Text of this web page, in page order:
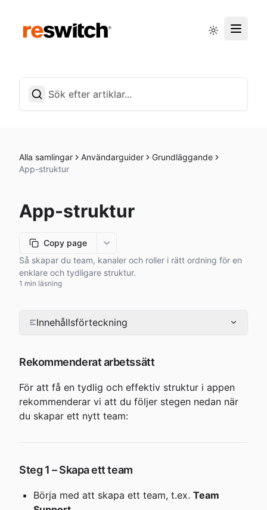
Svenska
Alla samlingar Användarguider
Grundläggande
App-struktur
App-struktur
Copy page
More options
Så skapar du team, kanaler och roller i rätt ordning för en
enklare och tydligare struktur.
1 min läsning
Innehållsförteckning
Rekommenderat arbetssätt
För att få en tydlig och effektiv struktur i appen
rekommenderar vi att du följer stegen nedan när
du skapar ett nytt team:
Steg 1 – Skapa ett team
Börja med att skapa ett team, t.ex. Team